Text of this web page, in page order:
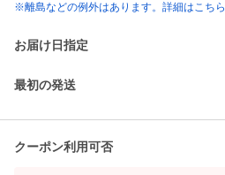
※離島などの例外はあります。詳細はこちら
お届け日指定
最初の発送
クーポン利用可否